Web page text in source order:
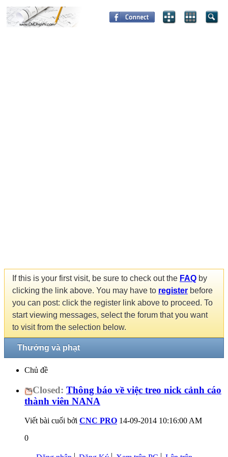
If this is your first visit, be sure to check out the FAQ by
clicking the link above. You may have to register before
you can post: click the register link above to proceed. To
start viewing messages, select the forum that you want
to visit from the selection below.
Thưởng và phạt
Chủ đề
Closed: Thông báo về việc treo nick cảnh cáo
thành viên NANA
Viết bài cuối bởi CNC PRO 14-09-2014 10:16:00 AM
0